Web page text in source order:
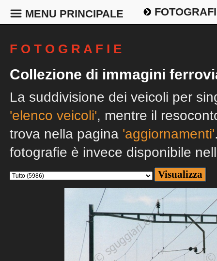
MENU PRINCIPALE
F O T O G R A F I E
Collezione di immagini
La suddivisione dei veicoli per
'elenco veicoli', mentre il
trova nella pagina 'aggiornamenti'
fotografie è invece disponibile